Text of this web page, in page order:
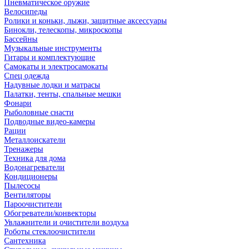
Пневматическое оружие
Велосипеды
Ролики и коньки, лыжи, защитные аксессуары
Бинокли, телескопы, микроскопы
Бассейны
Музыкальные инструменты
Гитары и комплектующие
Самокаты и электросамокаты
Спец одежда
Надувные лодки и матрасы
Палатки, тенты, спальные мешки
Фонари
Рыболовные снасти
Подводные видео-камеры
Рации
Металлоискатели
Тренажеры
Техника для дома
Водонагреватели
Кондиционеры
Пылесосы
Вентиляторы
Пароочистители
Обогреватели/конвекторы
Увлажнители и очистители воздуха
Роботы стеклоочистители
Сантехника